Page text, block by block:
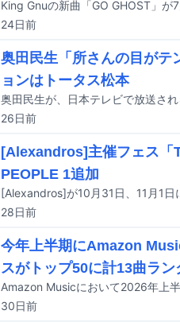
King Gnuの新曲「GO GHOST」が
24日前
奥田民生「所さんの目がテ
ョンはトータス松本
26日前
[Alexandros]主催フェス「
PEOPLE 1追加
28日前
今年上半期にAmazon
スがトップ50に計13曲ラン
30日前